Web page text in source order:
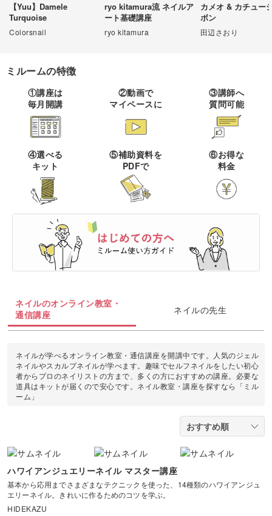
伝統刺繍
刺し子
オートクチュール刺繍
リボン刺繍
ビーズ刺繍
フランス刺繍
ソウタシエ
棒針編み
マクラメ
あみぐるみ
すべて
布小物
和裁
洋裁
すべて
ボールペンイラスト
アクリル絵の具
アルコールインクアート
コピック
パステルアート
色鉛筆
水彩画
日本画
ミニチュア・クレイ
クラフト
すべて
フェイクスイーツ
ミニチュアフード
ミニチュア雑貨
すべて
ドール服
ドールハウス
ネイル
すべて
ネイル検定
スカルプネイル
ネイルケア
ジェルネイル
すべて
プラバンアクセサリー
クレイ
レジンアクセサリー
ワイヤーアクセサリー
ビーズアクセサリー
キャンドル
キャンドルホルダー
マーブルキャンドル
スイーツキャンドル
ソイキャンドル
ジェルキャンドル
ボタニカルキャンドル
韓国キャンドル
アロマキャンドル
カリグラフィー・レ
カリグラフィー
レタリング
絵付け・ペインティ
ング
すべて
ポーセラーツ
トールペイント
すべて
ペン字
筆文字
ペーパークラフト
ペーパーアート
ラッピング
カルトナージュ
石鹸作り
カービング
水引
クラフト
ぬいぐるみ
ライフスタイル
すべて
多肉植物
占い
金継ぎ
手帳・ノート
アロマ・ハーブ
パーソナルカラー
すべて
ダンス
ピラティス
ヨガ
クッキング
すべて
アイシングクッキー
パン
洋菓子
料理
ビジネス
すべて
マネー
ブランディング
EC・集客
カメラ・写真
カメラその他
カメラ基礎
構図
【Yuu】Damele
Turquoise
Colorsnail
ryo kitamura流 ネイルア
ート基礎講座
ryo kitamura
カメオ & カチュー
ボン
田辺さおり
ミルームの特徴
①講座は
毎月開講
②動画で
マイペースに
③講師へ
質問可能
④選べる
キット
⑤補助資料を
PDFで
⑥お得な
料金
ネイルのオンライン教室・
通信講座
ネイルの先生
ネイルが学べるオンライン教室・通信講座を開講中です。人気のジェル
ネイルやスカルプネイルが学べます。趣味でセルフネイルをしたい初心
者からプロのネイリストの方まで、多くの方におすすめの講座。必要な
道具はキットが届くので安心です。ネイル教室・講座を探すなら「ミル
ーム」
ハワイアンジュエリーネイル マスター講座
基本から応用までさまざまなテクニックを使った、14種類のハワイアンジュ
エリーネイル。きれいに作るためのコツを学ぶ。
HIDEKAZU